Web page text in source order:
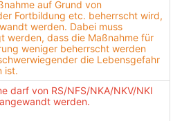
auf Grund von
Fortbildung etc. beherrscht wird,
werden. Dabei muss
werden, dass die Maßnahme für
weniger beherrscht werden
die Lebensgefahr
ist.
darf von RS/NFS/NKA/NKV/NKI
werden.